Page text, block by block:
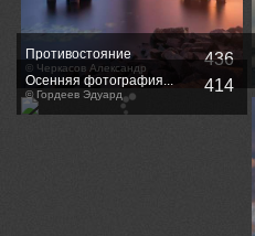
Противостояние
© Черкасов Александр 436
Осенняя фотография...
© Гордеев Эдуард 414